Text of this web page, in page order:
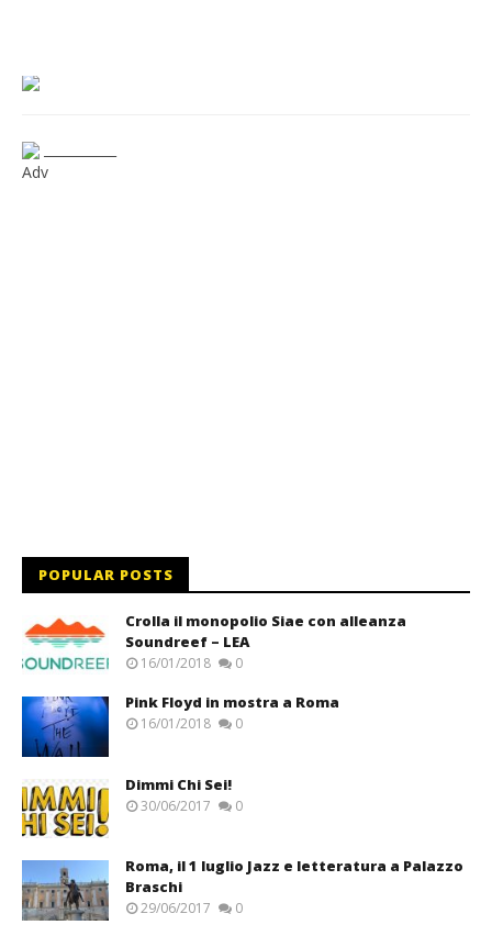
Adv
POPULAR POSTS
Crolla il monopolio Siae con alleanza
Soundreef – LEA
16/01/2018 0
Pink Floyd in mostra a Roma
16/01/2018 0
Dimmi Chi Sei!
30/06/2017 0
Roma, il 1 luglio Jazz e letteratura a Palazzo
Braschi
29/06/2017 0